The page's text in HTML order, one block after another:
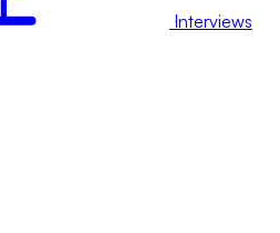
Interviews